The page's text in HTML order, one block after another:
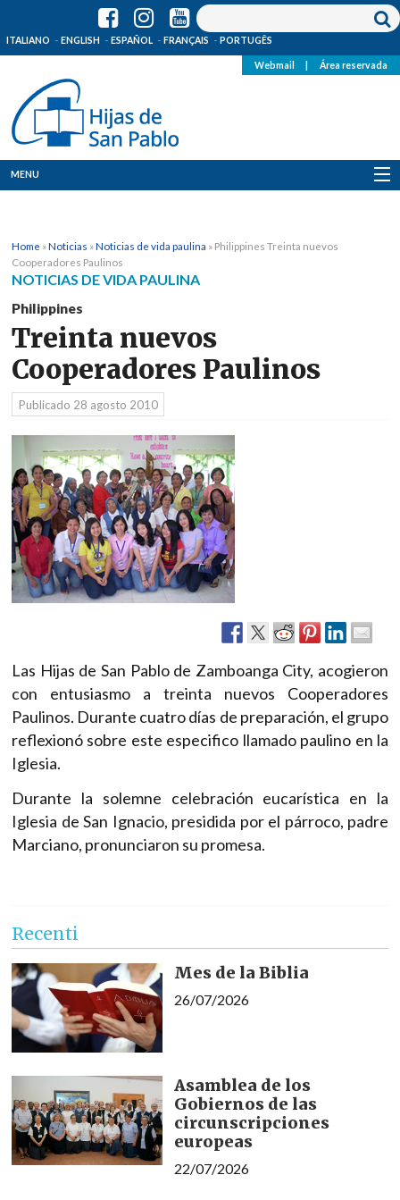
ITALIANO ENGLISH ESPAÑOL FRANÇAIS PORTUGÊS
Webmail Área reservada
MENU
Dónde estamos
Recursos
Media
Home »Noticias »Noticias de vida paulina » Philippines Treinta nuevos
Cooperadores Paulinos
NOTICIAS DE VIDA PAULINA
Philippines
Treinta nuevos
Cooperadores Paulinos
Publicado 28 agosto 2010
Las Hijas de San Pablo de Zamboanga City, acogieron
con entusiasmo a treinta nuevos Cooperadores
Paulinos. Durante cuatro días de preparación, el grupo
reflexionó sobre este especifico llamado paulino en la
Iglesia.
Durante la solemne celebración eucarística en la
Iglesia de San Ignacio, presidida por el párroco, padre
Marciano, pronunciaron su promesa.
Recenti
Mes de la Biblia
26/07/2026
Asamblea de los
Gobiernos de las
circunscripciones
europeas
22/07/2026